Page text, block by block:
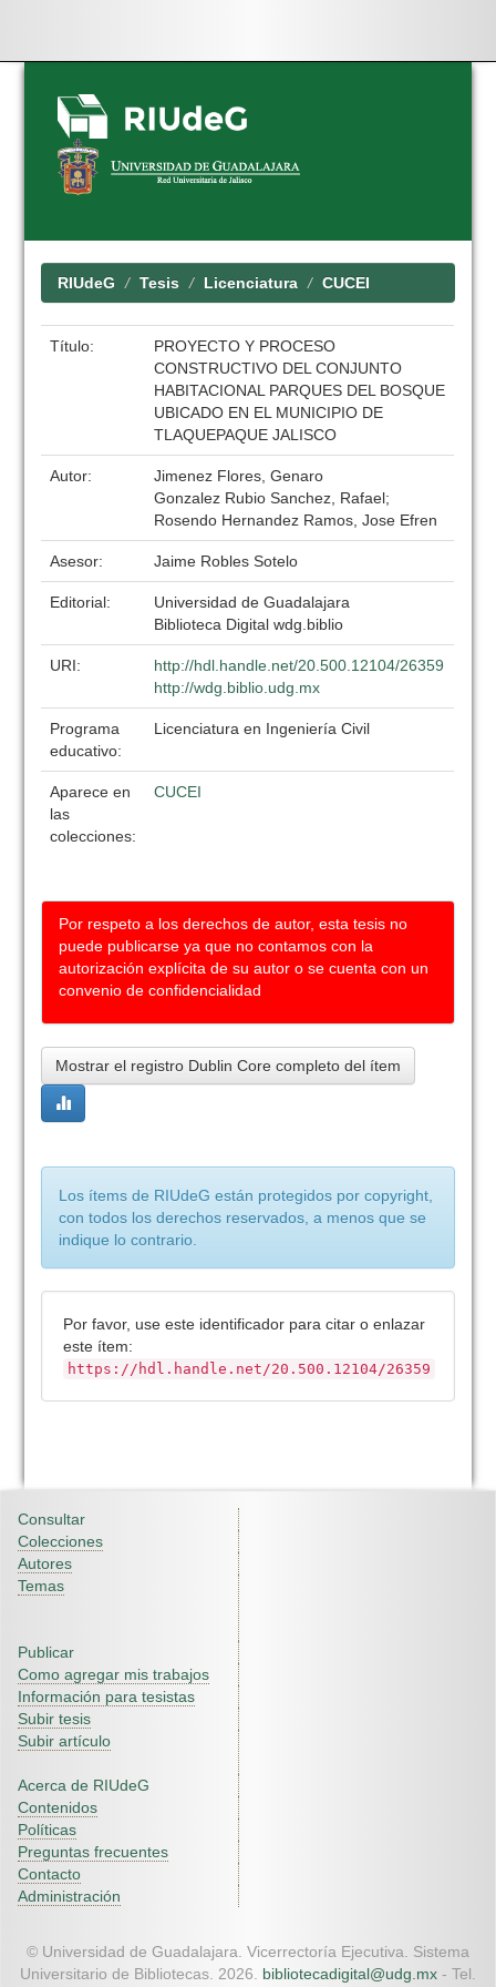
Skip
navigation
RIUdeG Tesis Licenciatura CUCEI
Título:
PROYECTO Y PROCESO
CONSTRUCTIVO DEL CONJUNTO
HABITACIONAL PARQUES DEL BOSQUE
UBICADO EN EL MUNICIPIO DE
TLAQUEPAQUE JALISCO
Autor:
Jimenez Flores, Genaro
Gonzalez Rubio Sanchez, Rafael;
Rosendo Hernandez Ramos, Jose Efren
Asesor: Jaime Robles Sotelo
Editorial:
Universidad de Guadalajara
Biblioteca Digital wdg.biblio
URI:
http://hdl.handle.net/20.500.12104/26359
http://wdg.biblio.udg.mx
Programa
educativo:
Licenciatura en Ingeniería Civil
Aparece en
las
colecciones:
CUCEI
Por respeto a los derechos de autor, esta tesis no
puede publicarse ya que no contamos con la
autorización explícita de su autor o se cuenta con un
convenio de confidencialidad
Mostrar el registro Dublin Core completo del ítem
Los ítems de RIUdeG están protegidos por copyright,
con todos los derechos reservados, a menos que se
indique lo contrario.
Por favor, use este identificador para citar o enlazar
este ítem:
https://hdl.handle.net/20.500.12104/26359
Consultar
Colecciones
Autores
Temas
Publicar
Como agregar mis trabajos
Información para tesistas
Subir tesis
Subir artículo
Acerca de RIUdeG
Contenidos
Políticas
Preguntas frecuentes
Contacto
Administración
© Universidad de Guadalajara. Vicerrectoría Ejecutiva. Sistema
Universitario de Bibliotecas. 2026. bibliotecadigital@udg.mx - Tel.